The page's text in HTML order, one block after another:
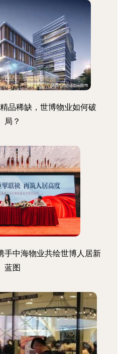
品稀缺，世博物业如何破
局？
手中海物业共绘世博人居新
蓝图